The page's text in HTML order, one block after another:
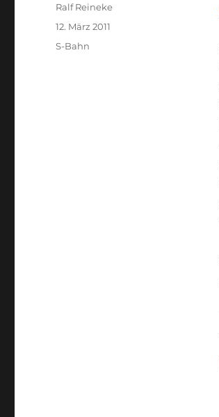
Autor
Ralf Reineke
Veröffentlicht
12. März 2011
Kategorien
S-Bahn